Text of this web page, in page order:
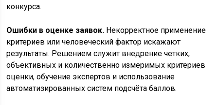
конкурса.
Ошибки в оценке заявок. Некорректное применение
критериев или человеческий фактор искажают
результаты. Решением служит внедрение четких,
объективных и количественно измеримых критериев
оценки, обучение экспертов и использование
автоматизированных систем подсчёта баллов.